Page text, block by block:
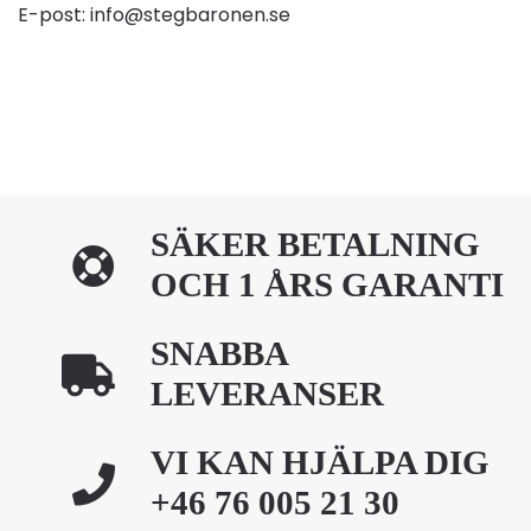
E-post: info@stegbaronen.se
SÄKER BETALNING
OCH 1 ÅRS GARANTI
SNABBA
LEVERANSER
VI KAN HJÄLPA DIG
+46 76 005 21 30